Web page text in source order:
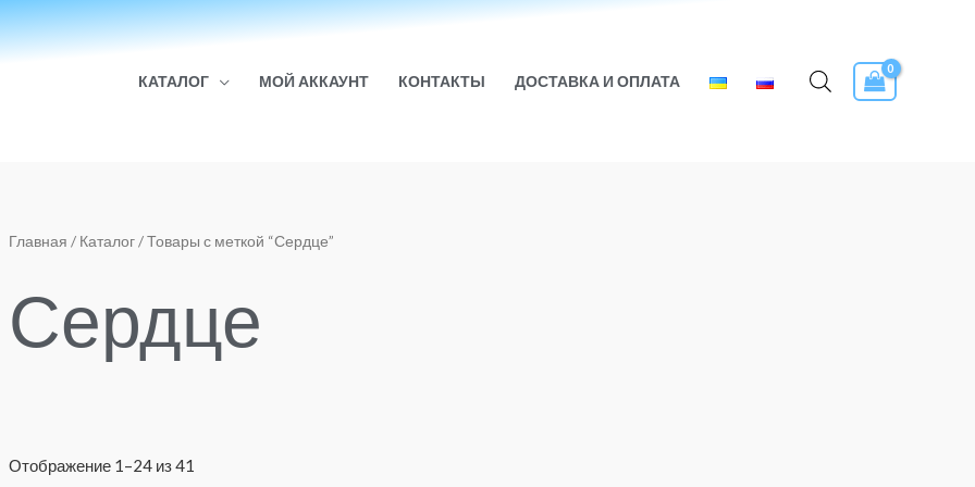
КАТАЛОГ МОЙ АККАУНТ КОНТАКТЫ ДОСТАВКА И ОПЛАТА
Главная / Каталог/ Товары с меткой “Сердце”
Сердце
Отображение 1–24 из 41
Сортировка:
по